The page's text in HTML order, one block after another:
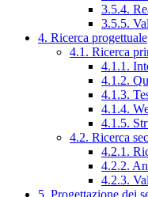
3.5.4.
3.5.5.
4. Ricerca progettuale
4.1. Ricerca
4.1.1.
4.1.2.
4.1.3.
4.1.4.
4.1.5.
4.2. Ricerca
4.2.1.
4.2.2.
4.2.3.
5. Progettazione dei